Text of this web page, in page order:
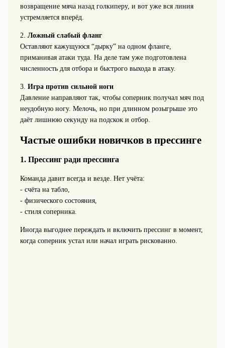
возвращение мяча назад голкиперу, и вот уже вся линия
устремляется вперёд.
2. Ложный слабый фланг
Оставляют кажущуюся “дырку” на одном фланге,
приманивая атаки туда. На деле там уже подготовлена
численность для отбора и быстрого выхода в атаку.
3. Игра против сильной ноги
Давление направляют так, чтобы соперник получал мяч под
неудобную ногу. Мелочь, но при длинном розыгрыше это
даёт лишнюю секунду на подскок и отбор.
Частые ошибки новичков в прессинге
1. Прессинг ради прессинга
Команда давит всегда и везде. Нет учёта:
- счёта на табло,
- физического состояния,
- стиля соперника.
Иногда выгоднее переждать и включить прессинг в момент,
когда соперник устал или начал играть рискованно.